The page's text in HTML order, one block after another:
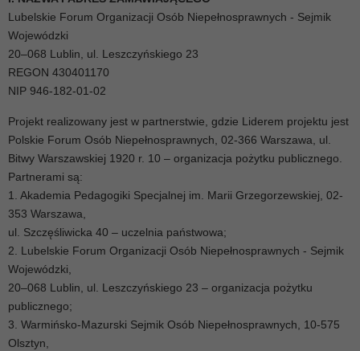
Lubelskie Forum Organizacji Osób Niepełnosprawnych - Sejmik
Wojewódzki
20–068 Lublin, ul. Leszczyńskiego 23
REGON 430401170
NIP 946-182-01-02
Projekt realizowany jest w partnerstwie, gdzie Liderem projektu jest
Polskie Forum Osób Niepełnosprawnych, 02-366 Warszawa, ul.
Bitwy Warszawskiej 1920 r. 10 – organizacja pożytku publicznego.
Partnerami są:
1. Akademia Pedagogiki Specjalnej im. Marii Grzegorzewskiej, 02-
353 Warszawa,
ul. Szczęśliwicka 40 – uczelnia państwowa;
2. Lubelskie Forum Organizacji Osób Niepełnosprawnych - Sejmik
Wojewódzki,
20–068 Lublin, ul. Leszczyńskiego 23 – organizacja pożytku
publicznego;
3. Warmińsko-Mazurski Sejmik Osób Niepełnosprawnych, 10-575
Olsztyn,